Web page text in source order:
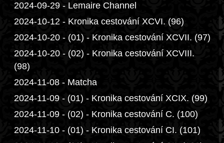
2024-09-29 - Lemaire Channel
2024-10-12 - Kronika cestování XCVI. (96)
2024-10-20 - (01) - Kronika cestování XCVII. (97)
2024-10-20 - (02) - Kronika cestování XCVIII.
(98)
2024-11-08 - Matcha
2024-11-09 - (01) - Kronika cestování XCIX. (99)
2024-11-09 - (02) - Kronika cestování C. (100)
2024-11-10 - (01) - Kronika cestování CI. (101)